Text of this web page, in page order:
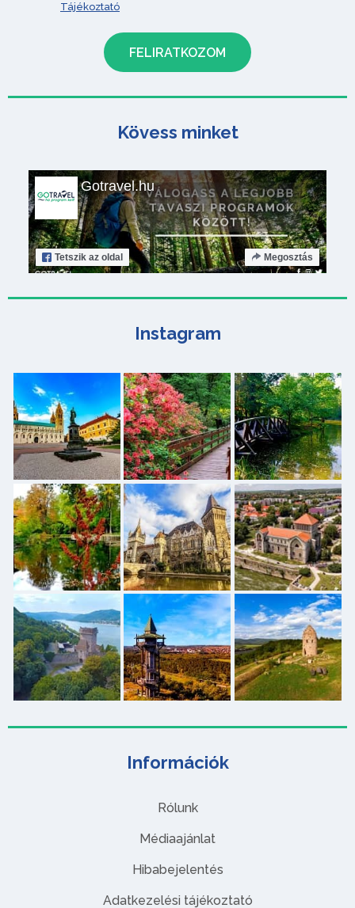
Információk
Rólunk
Médiaajánlat
Hibabejelentés
Adatkezelési tájékoztató
Tájékoztató
Kövess minket
Gotravel.hu
Tetszik az oldal Megosztás
Instagram